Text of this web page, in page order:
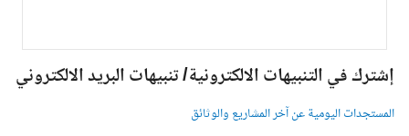
إشترك في التنبيهات الالكترونية/ تنبيهات البريد الالكتروني
المستجدات اليومية عن آخر المشاريع والوثائق